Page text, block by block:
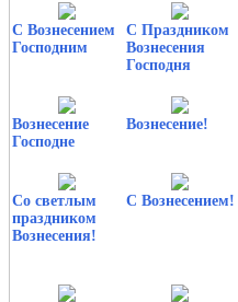
С Вознесением
Господним
С Праздником
Вознесения
Господня
Вознесение
Господне
Вознесение!
Со светлым
праздником
Вознесения!
С Вознесением!